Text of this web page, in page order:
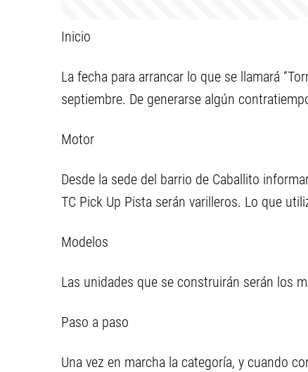
Inicio
La fecha para arrancar lo que se llamará
septiembre. De generarse algún
Motor
Desde la sede del barrio de Caballito
TC Pick Up Pista serán varilleros. Lo que
Modelos
Las unidades que se construirán serán los
Paso a paso
Una vez en marcha la categoría, y cuando